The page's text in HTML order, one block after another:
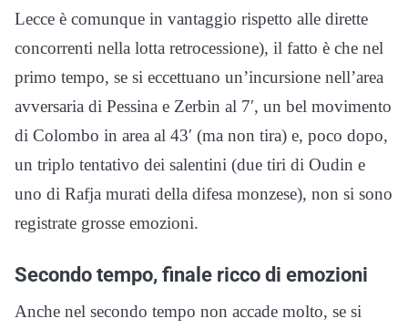
Lecce è comunque in vantaggio rispetto alle dirette
concorrenti nella lotta retrocessione), il fatto è che nel
primo tempo, se si eccettuano un’incursione nell’area
avversaria di Pessina e Zerbin al 7′, un bel movimento
di Colombo in area al 43′ (ma non tira) e, poco dopo,
un triplo tentativo dei salentini (due tiri di Oudin e
uno di Rafja murati della difesa monzese), non si sono
registrate grosse emozioni.
Secondo tempo, finale ricco di emozioni
Anche nel secondo tempo non accade molto, se si